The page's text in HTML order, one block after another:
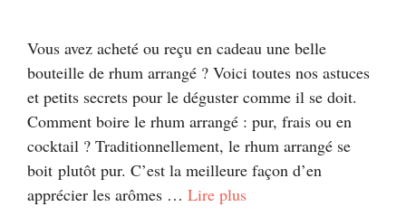
Vous avez acheté ou reçu en cadeau une belle
bouteille de rhum arrangé ? Voici toutes nos astuces
et petits secrets pour le déguster comme il se doit.
Comment boire le rhum arrangé : pur, frais ou en
cocktail ? Traditionnellement, le rhum arrangé se
boit plutôt pur. C’est la meilleure façon d’en
apprécier les arômes … Lire plus